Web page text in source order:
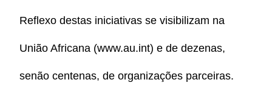
Reflexo destas iniciativas se visibilizam na
União Africana (www.au.int) e de dezenas,
senão centenas, de organizações parceiras.